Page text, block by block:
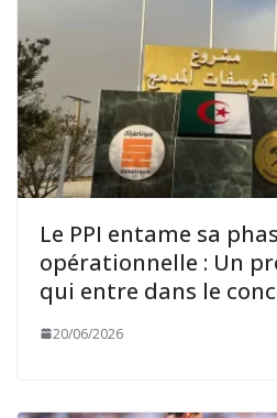
Le PPI entame sa
opérationnelle : Un
qui entre dans le
20/06/2026